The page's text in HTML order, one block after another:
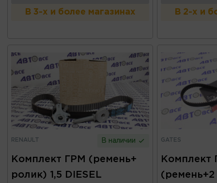
В 3-х и более магазинах В 2-х и
RENAULT В наличии
Комплект ГРМ (ремень+
ролик) 1,5 DIESEL
GATES
Комплект